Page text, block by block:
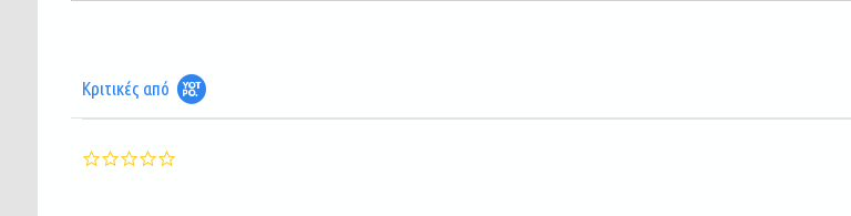
Κριτικές από
0.0